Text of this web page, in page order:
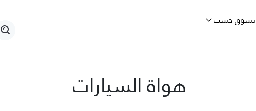
تسوق حسب
هواة السيارات